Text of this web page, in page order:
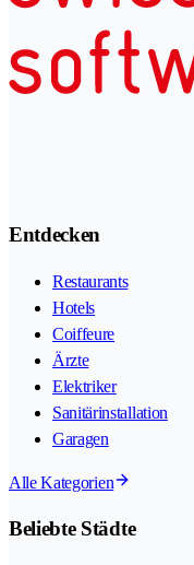
Entdecken
Restaurants
Hotels
Coiffeure
Ärzte
Elektriker
Sanitärinstallation
Garagen
Alle Kategorien
Beliebte Städte